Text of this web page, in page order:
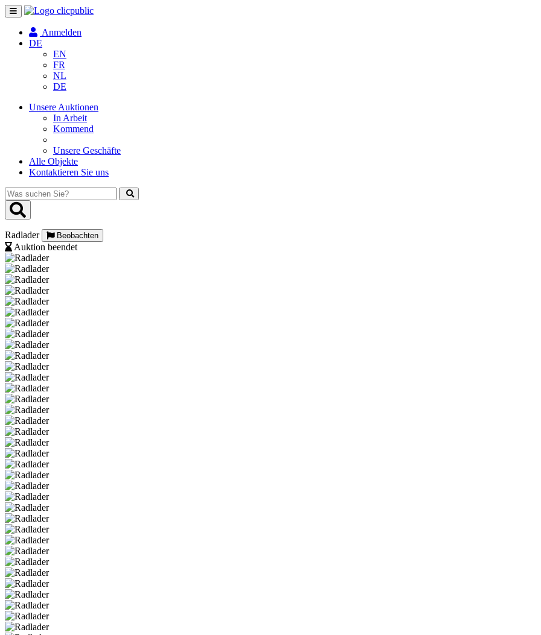
Navigation
umschalten
Anmelden
DE
EN
FR
NL
DE
Unsere Auktionen
In Arbeit
Kommend
Unsere Geschäfte
Alle Objekte
Kontaktieren Sie uns
Was
suchen
Sie?
Radlader Beobachten
Auktion beendet